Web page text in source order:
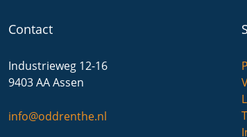
Contact
Industrieweg 12-16
9403 AA Assen
info@oddrenthe.nl